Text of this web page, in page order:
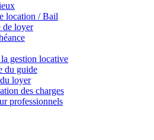
location / Bail
de loyer
gestion locative
du guide
loyer
des charges
professionnels